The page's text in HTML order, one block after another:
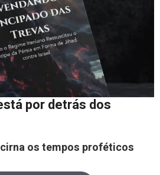
por detrás dos
os tempos proféticos